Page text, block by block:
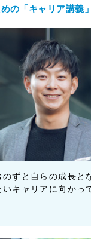
の「キャリア講義」
ずと自らの成長と
いキャリアに向かっ